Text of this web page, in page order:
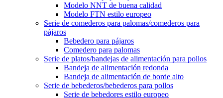
Modelo NNT de buena calidad
Modelo FTN estilo europeo
Serie de comederos para palomas/comederos para
pájaros
Bebedero para pájaros
Comedero para palomas
Serie de platos/bandejas de alimentación para pollos
Bandeja de alimentación redonda
Bandeja de alimentación de borde alto
Serie de bebederos/bebederos para pollos
Serie de bebedores estilo europeo